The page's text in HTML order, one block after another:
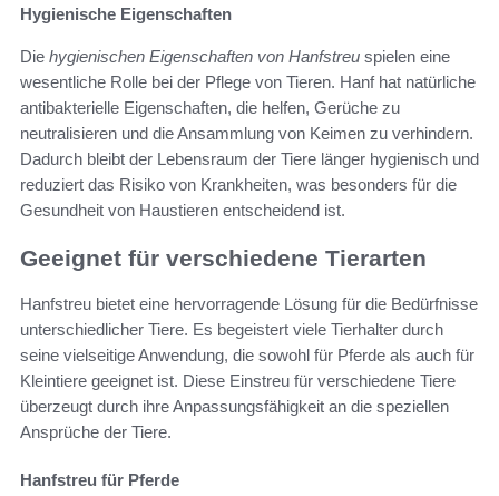
Hygienische Eigenschaften
Die hygienischen Eigenschaften von Hanfstreu spielen eine
wesentliche Rolle bei der Pflege von Tieren. Hanf hat natürliche
antibakterielle Eigenschaften, die helfen, Gerüche zu
neutralisieren und die Ansammlung von Keimen zu verhindern.
Dadurch bleibt der Lebensraum der Tiere länger hygienisch und
reduziert das Risiko von Krankheiten, was besonders für die
Gesundheit von Haustieren entscheidend ist.
Geeignet für verschiedene Tierarten
Hanfstreu bietet eine hervorragende Lösung für die Bedürfnisse
unterschiedlicher Tiere. Es begeistert viele Tierhalter durch
seine vielseitige Anwendung, die sowohl für Pferde als auch für
Kleintiere geeignet ist. Diese Einstreu für verschiedene Tiere
überzeugt durch ihre Anpassungsfähigkeit an die speziellen
Ansprüche der Tiere.
Hanfstreu für Pferde